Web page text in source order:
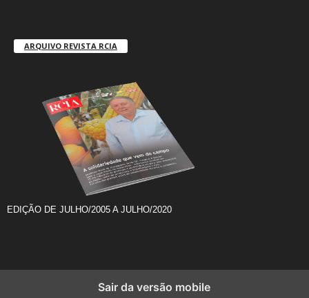
ARQUIVO REVISTA RCIA
EDIÇÃO DE JULHO/2005 A JULHO/2020
Sair da versão mobile